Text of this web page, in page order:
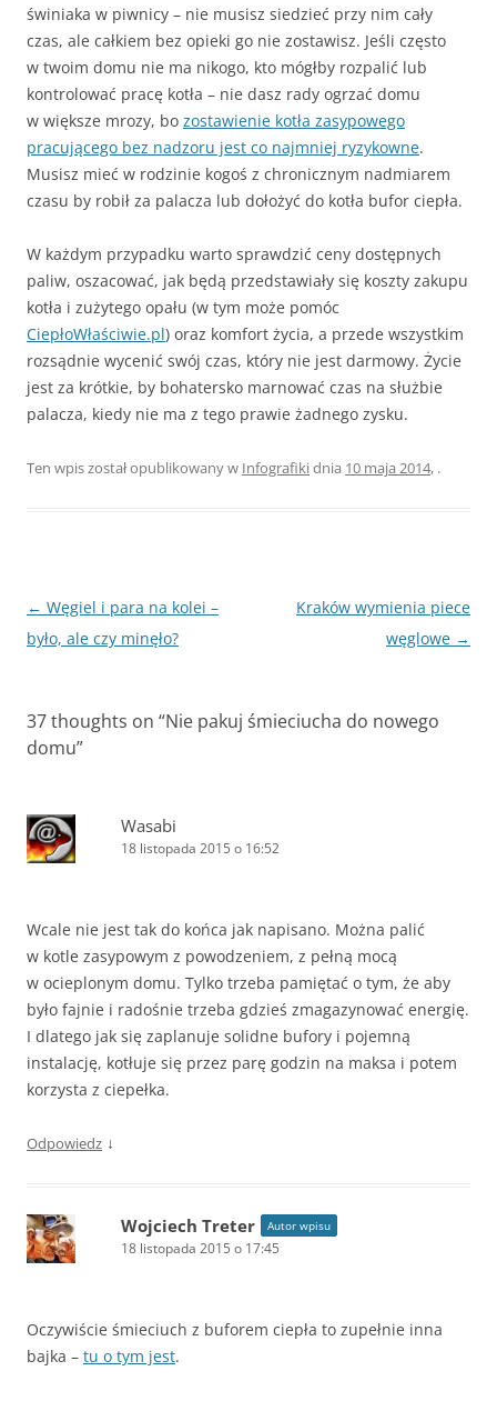
świniaka w piwnicy – nie musisz siedzieć przy nim cały
czas, ale całkiem bez opieki go nie zostawisz. Jeśli często
w twoim domu nie ma nikogo, kto mógłby rozpalić lub
kontrolować pracę kotła – nie dasz rady ogrzać domu
w większe mrozy, bo zostawienie kotła zasypowego
pracującego bez nadzoru jest co najmniej ryzykowne.
Musisz mieć w rodzinie kogoś z chronicznym nadmiarem
czasu by robił za palacza lub dołożyć do kotła bufor ciepła.
W każdym przypadku warto sprawdzić ceny dostępnych
paliw, oszacować, jak będą przedstawiały się koszty zakupu
kotła i zużytego opału (w tym może pomóc
CiepłoWłaściwie.pl) oraz komfort życia, a przede wszystkim
rozsądnie wycenić swój czas, który nie jest darmowy. Życie
jest za krótkie, by bohatersko marnować czas na służbie
palacza, kiedy nie ma z tego prawie żadnego zysku.
Ten wpis został opublikowany w Infografikidnia 10 maja 2014, .
Zobacz
wpisy
← Węgiel i para na kolei –
było, ale czy minęło?
Kraków wymienia piece
węglowe →
37 thoughts on “Nie pakuj śmieciucha do nowego
domu”
Wasabi
18 listopada 2015 o 16:52
Wcale nie jest tak do końca jak napisano. Można palić
w kotle zasypowym z powodzeniem, z pełną mocą
w ocieplonym domu. Tylko trzeba pamiętać o tym, że aby
było fajnie i radośnie trzeba gdzieś zmagazynować energię.
I dlatego jak się zaplanuje solidne bufory i pojemną
instalację, kotłuje się przez parę godzin na maksa i potem
korzysta z ciepełka.
Odpowiedz ↓
Wojciech Treter Autor wpisu
18 listopada 2015 o 17:45
Oczywiście śmieciuch z buforem ciepła to zupełnie inna
bajka – tu o tym jest.